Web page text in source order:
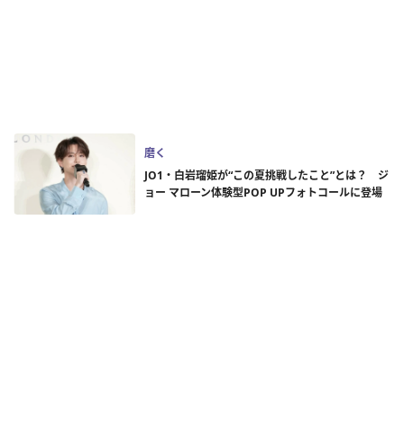
磨く
JO1・白岩瑠姫が“この夏挑戦したこと”とは？ ジ
ョー マローン体験型POP UPフォトコールに登場